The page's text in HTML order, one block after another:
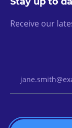
Receive our